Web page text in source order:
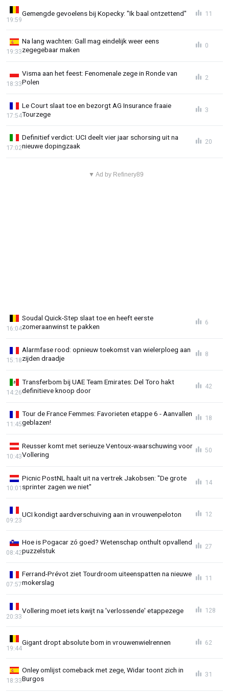
Gemengde gevoelens bij Kopecky: "Ik baal ontzettend"
19:59
11
Na lang wachten: Gall mag eindelijk weer eens
zegegebaar maken
19:33
0
Visma aan het feest: Fenomenale zege in Ronde van
Polen
18:33
2
Le Court slaat toe en bezorgt AG Insurance fraaie
Tourzege
17:54
3
Definitief verdict: UCI deelt vier jaar schorsing uit na
nieuwe dopingzaak
17:02
20
▼ Ad by Refinery89
Soudal Quick-Step slaat toe en heeft eerste
zomeraanwinst te pakken
16:04
6
Alarmfase rood: opnieuw toekomst van wielerploeg aan
zijden draadje
15:18
8
Transferbom bij UAE Team Emirates: Del Toro hakt
definitieve knoop door
14:26
42
Tour de France Femmes: Favorieten etappe 6 - Aanvallen
geblazen!
11:45
18
Reusser komt met serieuze Ventoux-waarschuwing voor
Vollering
10:43
50
Picnic PostNL haalt uit na vertrek Jakobsen: "De grote
sprinter zagen we niet"
10:01
14
UCI kondigt aardverschuiving aan in vrouwenpeloton
09:23
12
Hoe is Pogacar zó goed? Wetenschap onthult opvallend
puzzelstuk
08:42
27
Ferrand-Prévot ziet Tourdroom uiteenspatten na nieuwe
mokerslag
07:57
11
Vollering moet iets kwijt na 'verlossende' etappezege
20:33
128
Gigant dropt absolute bom in vrouwenwielrennen
19:44
62
Onley omlijst comeback met zege, Widar toont zich in
Burgos
18:33
31